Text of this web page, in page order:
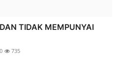
TIDAK MEMPUNYAI
0 735